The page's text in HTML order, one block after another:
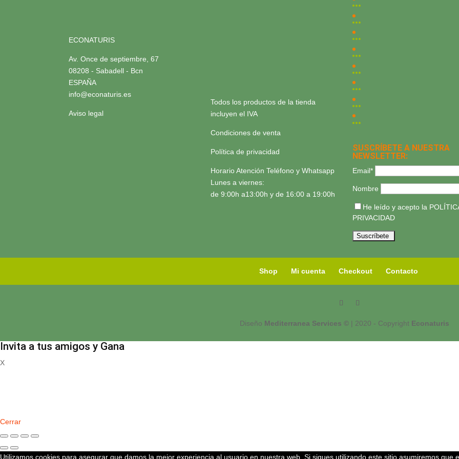
ECONATURIS
Av. Once de septiembre, 67
08208 - Sabadell - Bcn
ESPAÑA
info@econaturis.es
Aviso legal
Todos los productos de la tienda
incluyen el IVA
Condiciones de venta
Política de privacidad
Horario Atención Teléfono y Whatsapp
Lunes a viernes:
de 9:00h a13:00h y de 16:00 a 19:00h
SUSCRÍBETE A NUESTRA
NEWSLETTER:
Email*
Nombre
He leído y acepto la
PRIVACIDAD
Shop Mi cuenta Checkout Contacto
Diseño Mediterranea Services ©| 2020 - Copyright Econaturis
Invita a tus amigos y Gana
X
Cerrar
Utilizamos cookies para asegurar que damos la mejor experiencia al usuario en nuestra web. Si sigues utilizando este sitio asumiremos que